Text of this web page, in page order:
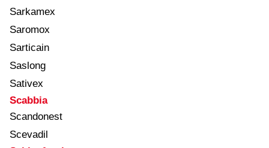
Sarkamex
Saromox
Sarticain
Saslong
Sativex
Scabbia
Scandonest
Scevadil